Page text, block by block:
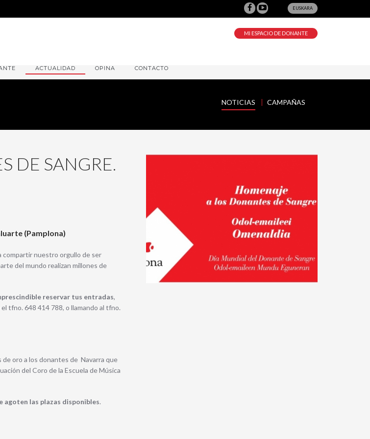
EUSKARA
MI ESPACIO DE DONANTE
ACTUALIDAD OPINA CONTACTO
NOTICIAS CAMPAÑAS
DE SANGRE.
(Pamplona)
compartir nuestro orgullo de ser
del mundo realizan millones de
reservar tus entradas,
tfno. 648 414 788, o llamando al tfno.
de oro a los donantes de Navarra que
del Coro de la Escuela de Música
agoten las plazas disponibles.